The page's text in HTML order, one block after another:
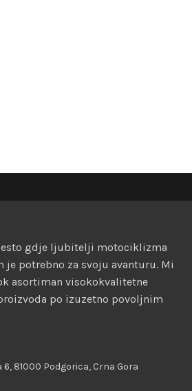
gdje ljubitelji motociklizma
je potrebno za svoju avanturu. Mi
asortiman visokokvalitetne
po izuzetno povoljnim
6, 81000 Podgorica, Crna Gora